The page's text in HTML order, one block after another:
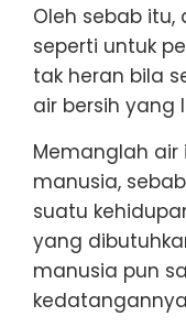
Oleh sebab
seperti untuk
tak heran bila
air bersih yang
Memanglah
manusia,
suatu
yang
manusia pun